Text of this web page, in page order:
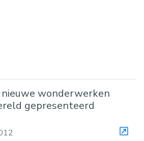
nieuwe wonderwerken
gepresenteerd